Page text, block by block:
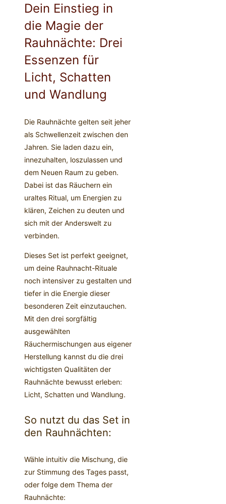
Dein Einstieg in
die Magie der
Rauhnächte: Drei
Essenzen für
Licht, Schatten
und Wandlung
Die Rauhnächte gelten seit jeher
als Schwellenzeit zwischen den
Jahren. Sie laden dazu ein,
innezuhalten, loszulassen und
dem Neuen Raum zu geben.
Dabei ist das Räuchern ein
uraltes Ritual, um Energien zu
klären, Zeichen zu deuten und
sich mit der Anderswelt zu
verbinden.
Dieses Set ist perfekt geeignet,
um deine Rauhnacht-Rituale
noch intensiver zu gestalten und
tiefer in die Energie dieser
besonderen Zeit einzutauchen.
Mit den drei sorgfältig
ausgewählten
Räuchermischungen aus eigener
Herstellung kannst du die drei
wichtigsten Qualitäten der
Rauhnächte bewusst erleben:
Licht, Schatten und Wandlung.
So nutzt du das Set in
den Rauhnächten:
Wähle intuitiv die Mischung, die
zur Stimmung des Tages passt,
oder folge dem Thema der
Rauhnächte: